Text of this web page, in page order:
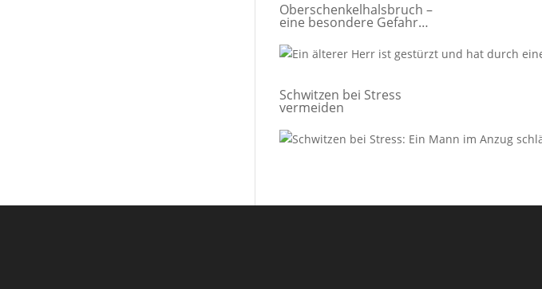
Oberschenkelhalsbruch –
eine besondere Gefahr
Schwitzen bei Stress
vermeiden